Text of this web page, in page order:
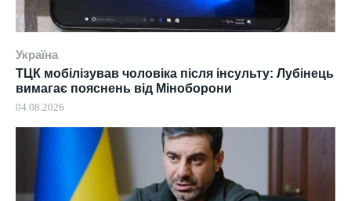
Україна
ТЦК мобілізував чоловіка після інсульту: Лубінець
вимагає пояснень від Міноборони
04.08.2026